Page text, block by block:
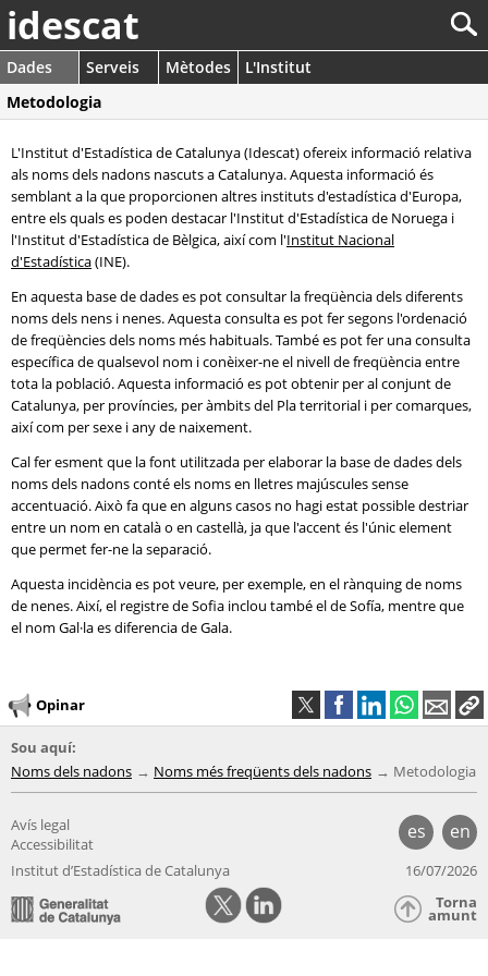
idescat
Dades Serveis Mètodes
L'Institut
Metodologia
L'Institut d'Estadística de Catalunya (Idescat) ofereix informació relativa
als noms dels nadons nascuts a Catalunya. Aquesta informació és
semblant a la que proporcionen altres instituts d'estadística d'Europa,
entre els quals es poden destacar l'Institut d'Estadística de Noruega i
l'Institut d'Estadística de Bèlgica, així com l'Institut Nacional
d'Estadística(INE).
En aquesta base de dades es pot consultar la freqüència dels diferents
noms dels nens i nenes. Aquesta consulta es pot fer segons l'ordenació
de freqüències dels noms més habituals. També es pot fer una consulta
específica de qualsevol nom i conèixer-ne el nivell de freqüència entre
tota la població. Aquesta informació es pot obtenir per al conjunt de
Catalunya, per províncies, per àmbits del Pla territorial i per comarques,
així com per sexe i any de naixement.
Cal fer esment que la font utilitzada per elaborar la base de dades dels
noms dels nadons conté els noms en lletres majúscules sense
accentuació. Això fa que en alguns casos no hagi estat possible destriar
entre un nom en català o en castellà, ja que l'accent és l'únic element
que permet fer-ne la separació.
Aquesta incidència es pot veure, per exemple, en el rànquing de noms
de nenes. Així, el registre de Sofia inclou també el de Sofía, mentre que
el nom Gal·la es diferencia de Gala.
Opinar
Sou aquí:
Noms dels nadons
Noms més freqüents dels nadons Metodologia
es en
Avís legal
Accessibilitat
Institut d’Estadística de Catalunya
16/07/2026
Torna
amunt